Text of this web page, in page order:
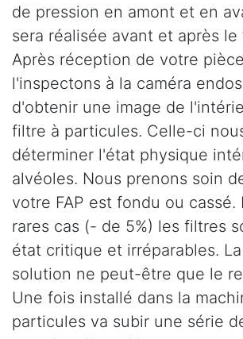
de pression en amont et en
sera réalisée avant et après
Après réception de votre
l'inspectons à la caméra
d'obtenir une image de
filtre à particules. Celle-ci
déterminer l'état physique
alvéoles. Nous prenons soin
votre FAP est fondu ou cassé.
rares cas (- de 5%) les filtres
état critique et irréparables.
solution ne peut-être que le
Une fois installé dans la
particules va subir une série